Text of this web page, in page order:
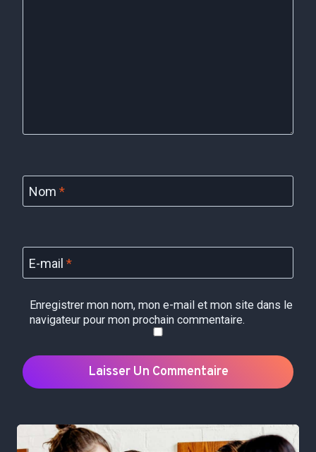
Nom *
E-mail *
Enregistrer mon nom, mon e-mail et mon site dans le
navigateur pour mon prochain commentaire.